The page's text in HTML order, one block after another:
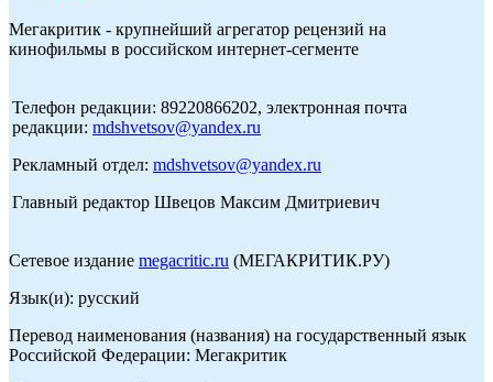
Мегакритик - крупнейший агрегатор рецензий на
кинофильмы в российском интернет-сегменте
Телефон редакции: 89220866202, электронная почта
редакции: mdshvetsov@yandex.ru
Рекламный отдел: mdshvetsov@yandex.ru
Главный редактор Швецов Максим Дмитриевич
Сетевое издание megacritic.ru (МЕГАКРИТИК.РУ)
Язык(и): русский
Перевод наименования (названия) на государственный язык
Российской Федерации: Мегакритик